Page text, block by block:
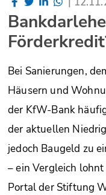
Bei Sanierungen,
Häusern und
der KfW-Bank
der aktuellen
jedoch Baugeld zu
– ein Vergleich
Portal der Stiftung